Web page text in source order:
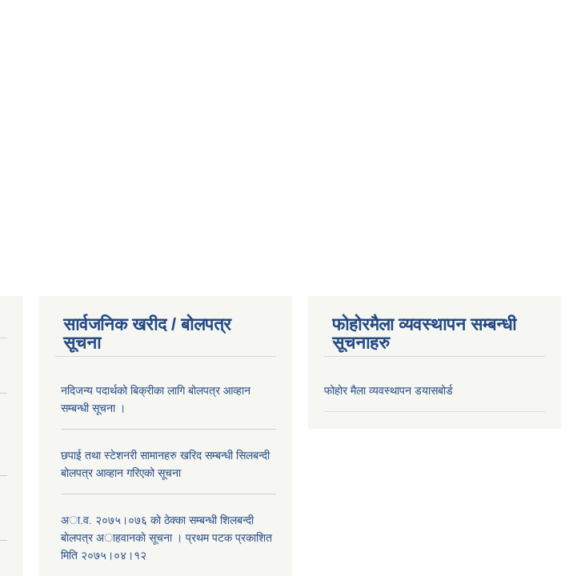
सार्वजनिक खरीद / बोलपत्र
सूचना
नदिजन्य पदार्थको बिक्रीका लागि बोलपत्र आव्हान
सम्बन्धी सूचना ।
छपाई तथा स्टेशनरी सामानहरु खरिद सम्बन्धी सिलबन्दी
बोलपत्र आव्हान गरिएको सूचना
अा.व. २०७५।०७६ काे ठेक्का सम्बन्धी शिलबन्दी
बाेलपत्र अाहवानकाे सूचना । प्रथम पटक प्रकाशित
मिति २०७५।०४।१२
फोहोरमैला व्यवस्थापन सम्बन्धी
सूचनाहरु
फोहोर मैला व्यवस्थापन डयासबोर्ड